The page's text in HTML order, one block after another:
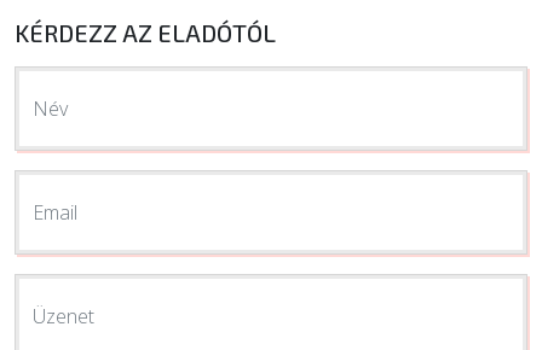
KÉRDEZZ AZ ELADÓTÓL
Név
Email
Üzenet